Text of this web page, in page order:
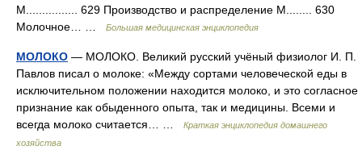
М................ 629 Производство и распределение М........ 630
Молочное… …
Большая медицинская энциклопедия
МОЛОКО — МОЛОКО. Великий русский учёный физиолог И. П.
Павлов писал о молоке: «Между сортами человеческой еды в
исключительном положении находится молоко, и это согласное
признание как обыденного опыта, так и медицины. Всеми и
всегда молоко считается… …
Краткая энциклопедия домашнего
хозяйства